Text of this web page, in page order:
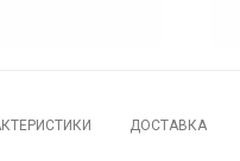
ДОСТАВКА